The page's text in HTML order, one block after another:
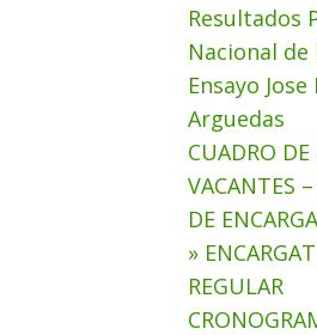
Resultados
Nacional
Ensayo
Arguedas
CUADRO DE
VACANTES
DE
»
REGULAR